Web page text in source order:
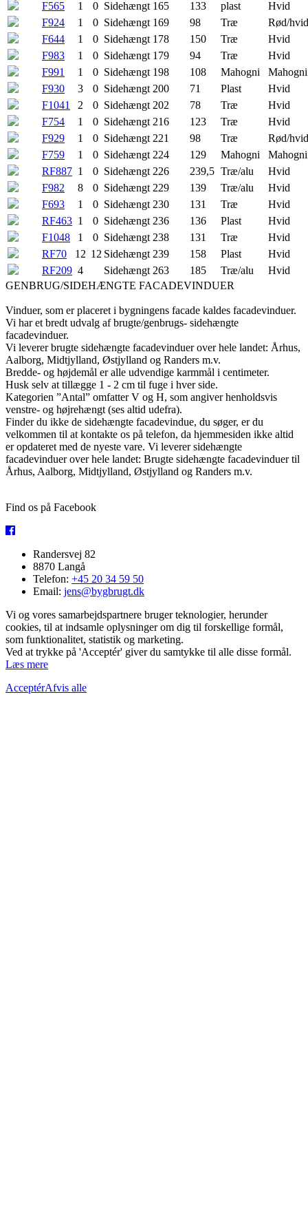
F565 1 0 Sidehængt 165 133 plast
Hvid
F924
1 0 Sidehængt 169 98 Træ
Rød/hvid
F644
1 0 Sidehængt 178 150 Træ
Hvid
F983
1 0 Sidehængt 179 94 Træ
Hvid
F991
1 0 Sidehængt 198 108 Mahogni
Mahogni
F930
3 0 Sidehængt 200 71 Plast
Hvid
F1041
2 0 Sidehængt 202 78 Træ
Hvid
F754
1 0 Sidehængt 216 123 Træ
Hvid
F929
1 0 Sidehængt 221 98 Træ
Rød/hvid
F759
1 0 Sidehængt 224 129 Mahogni
Mahogni
RF887 1 0 Sidehængt 226 239,5 Træ/alu
Hvid
F982
8 0 Sidehængt 229 139 Træ/alu
Hvid
F693
1 0 Sidehængt 230 131 Træ
Hvid
RF463 1 0 Sidehængt 236 136 Plast
Hvid
F1048
1 0 Sidehængt 238 131 Træ
Hvid
RF70
12 12 Sidehængt 239 158 Plast
Hvid
RF209 4 Sidehængt 263 185 Træ/alu
Hvid
GENBRUG/SIDEHÆNGTE FACADEVINDUER
Vinduer, som er placeret i bygningens facade kaldes facadevinduer.
Vi har et bredt udvalg af brugte/genbrugs- sidehængte
facadevinduer.
Vi leverer brugte sidehængte facadevinduer over hele landet: Århus,
Aalborg, Midtjylland, Østjylland og Randers m.v.
Bredde- og højdemål er alle udvendige karmmål i centimeter.
Husk selv at tillægge 1 - 2 cm til fuge i hver side.
Kategorien ”Antal” omfatter V og H, som angiver henholdsvis
venstre- og højrehængt (ses altid udefra).
Finder du ikke de sidehængte facadevindue, du søger, er du
velkommen til at kontakte os på telefon, da hjemmesiden ikke altid
er opdateret med de nyeste vare. Vi leverer sidehængte
facadevinduer over hele landet: Brugte sidehængte facadevinduer til
Århus, Aalborg, Midtjylland, Østjylland og Randers m.v.
Find os på Facebook
Randersvej 82
8870 Langå
Telefon: +45 20 34 59 50
Email: jens@bygbrugt.dk
Vi og vores samarbejdspartnere bruger teknologier, herunder
cookies, til at indsamle oplysninger om dig til forskellige formål,
som funktionalitet, statistik og marketing.
Ved at trykke på 'Acceptér' giver du samtykke til alle disse formål.
Læs mere
AcceptérAfvis alle